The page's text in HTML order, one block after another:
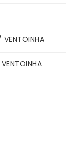
VENTOINHA